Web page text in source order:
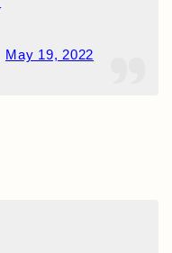
May 19, 2022